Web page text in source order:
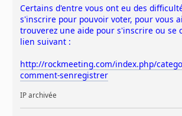
Certains d'entre vous ont eu des
s'inscrire pour pouvoir voter, pour vous
trouverez une aide pour s'inscrire ou se
lien suivant :
http://rockmeeting.com/index.php/
comment-senregistrer
IP archivée